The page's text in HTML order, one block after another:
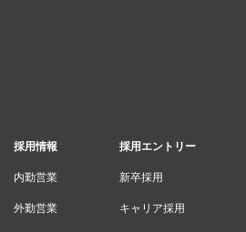
採用情報
内勤営業
外勤営業
採用エントリー
新卒採用
キャリア採用